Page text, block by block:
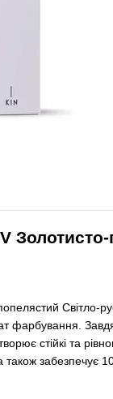
Світло-
фарбування.
стійкі та
також забезпечує